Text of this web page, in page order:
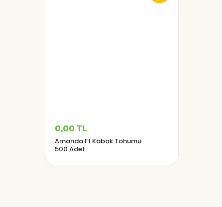
0,00 TL
Amanda F1 Kabak Tohumu
500 Adet